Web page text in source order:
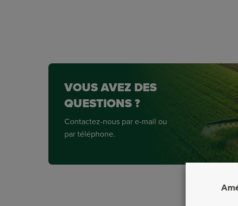
VOUS AVEZ DES
QUESTIONS ?
Contactez-nous par e-mail ou
par téléphone.